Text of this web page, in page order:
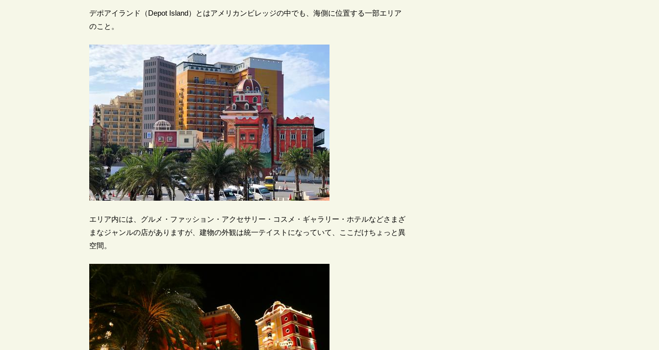
デポアイランド（Depot Island）とはアメリカンビレッジの中でも、海側に位置する一部エリア
のこと。
エリア内には、グルメ・ファッション・アクセサリー・コスメ・ギャラリー・ホテルなどさまざ
まなジャンルの店がありますが、建物の外観は統一テイストになっていて、ここだけちょっと異
空間。